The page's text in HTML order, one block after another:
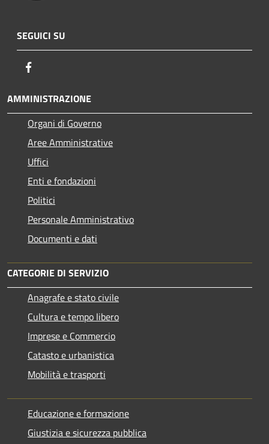
SEGUICI SU
AMMINISTRAZIONE
Organi di Governo
Aree Amministrative
Uffici
Enti e fondazioni
Politici
Personale Amministrativo
Documenti e dati
CATEGORIE DI SERVIZIO
Anagrafe e stato civile
Cultura e tempo libero
Imprese e Commercio
Catasto e urbanistica
Mobilità e trasporti
Educazione e formazione
Giustizia e sicurezza pubblica